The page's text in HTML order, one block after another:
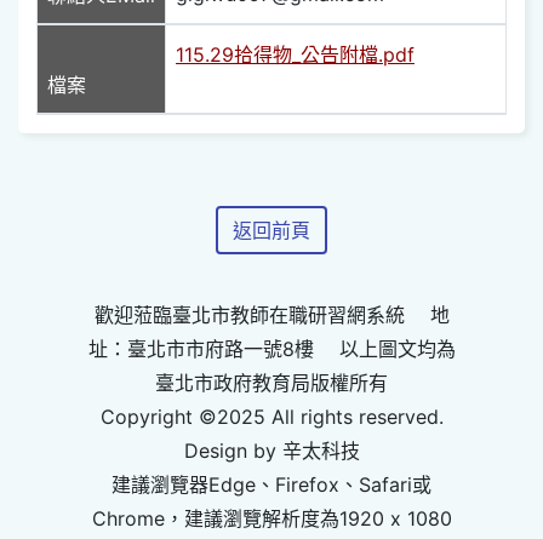
檔案
115.29拾得物_公告附檔.pdf
返回前頁
歡迎蒞臨臺北市教師在職研習網系統 地
址：臺北市市府路一號8樓 以上圖文均為
臺北市政府教育局版權所有
Copyright ©2025 All rights reserved.
Design by 辛太科技
建議瀏覽器Edge、Firefox、Safari或
Chrome，建議瀏覽解析度為1920 x 1080